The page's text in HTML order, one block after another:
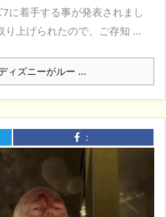
に着手する事が発表されまし
り上げられたので、ご存知 ...
ィズニーがルー ...
：